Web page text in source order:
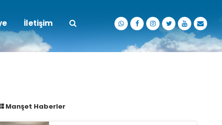
İletişim
Manşet Haberler